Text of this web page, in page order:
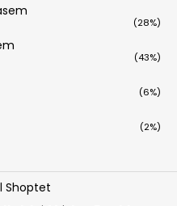
(28%)
(43%)
(6%)
(2%)
Shoptet